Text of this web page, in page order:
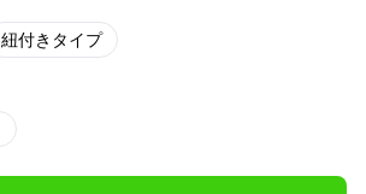
紐付きタイプ